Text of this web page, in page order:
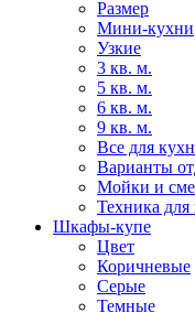
Размер
Мини-кухни
Узкие
3 кв. м.
5 кв. м.
6 кв. м.
9 кв. м.
Все для
Варианты
Мойки и
Техника для
Шкафы-купе
Цвет
Коричневые
Серые
Темные